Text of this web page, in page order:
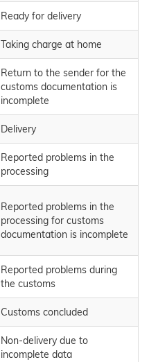
Ready for delivery
Taking charge at home
Return to the sender for the
customs documentation is
incomplete
Delivery
Reported problems in the
processing
Reported problems in the
processing for customs
documentation is incomplete
Reported problems during
the customs
Customs concluded
Non-delivery due to
incomplete data